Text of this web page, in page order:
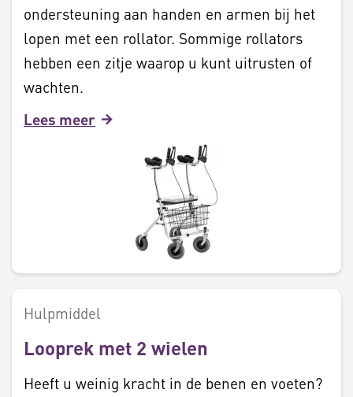
ondersteuning aan handen en armen bij het
lopen met een rollator. Sommige rollators
hebben een zitje waarop u kunt uitrusten of
wachten.
Lees meer
Hulpmiddel
Looprek met 2 wielen
Heeft u weinig kracht in de benen en voeten?